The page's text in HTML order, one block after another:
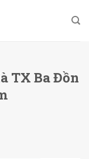
TX Ba Đồn